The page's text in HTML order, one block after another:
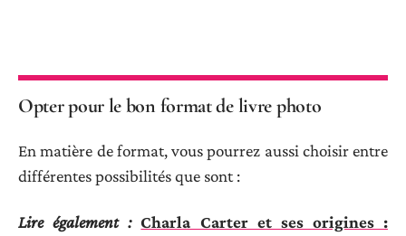
Opter pour le bon format de livre photo
En matière de format, vous pourrez aussi choisir entre
différentes possibilités que sont :
Lire également : Charla Carter et ses origines :